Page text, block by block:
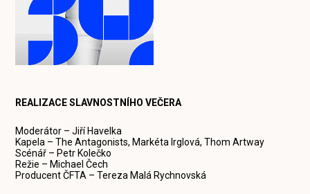
REALIZACE SLAVNOSTNÍHO VEČERA
Moderátor – Jiří Havelka
Kapela – The Antagonists, Markéta Irglová, Thom Artway
Scénář – Petr Kolečko
Režie – Michael Čech
Producent ČFTA – Tereza Malá Rychnovská